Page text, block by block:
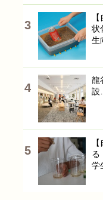
状
生
龍
設
る
学